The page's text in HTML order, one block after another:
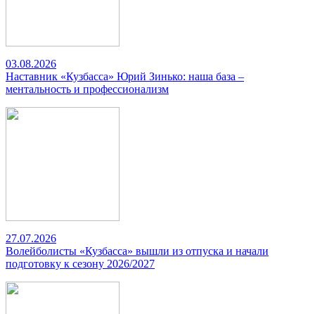
03.08.2026
Наставник «Кузбасса» Юрий Зинько: наша база –
ментальность и профессионализм
27.07.2026
Волейболисты «Кузбасса» вышли из отпуска и начали
подготовку к сезону 2026/2027